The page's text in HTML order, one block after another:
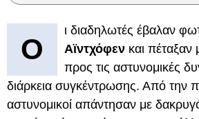
Ο
ι διαδηλωτές έβαλαν
Αϊντχόφεν και πέταξαν
προς τις αστυνομικές
διάρκεια συγκέντρωσης. Από την
αστυνομικοί απάντησαν με